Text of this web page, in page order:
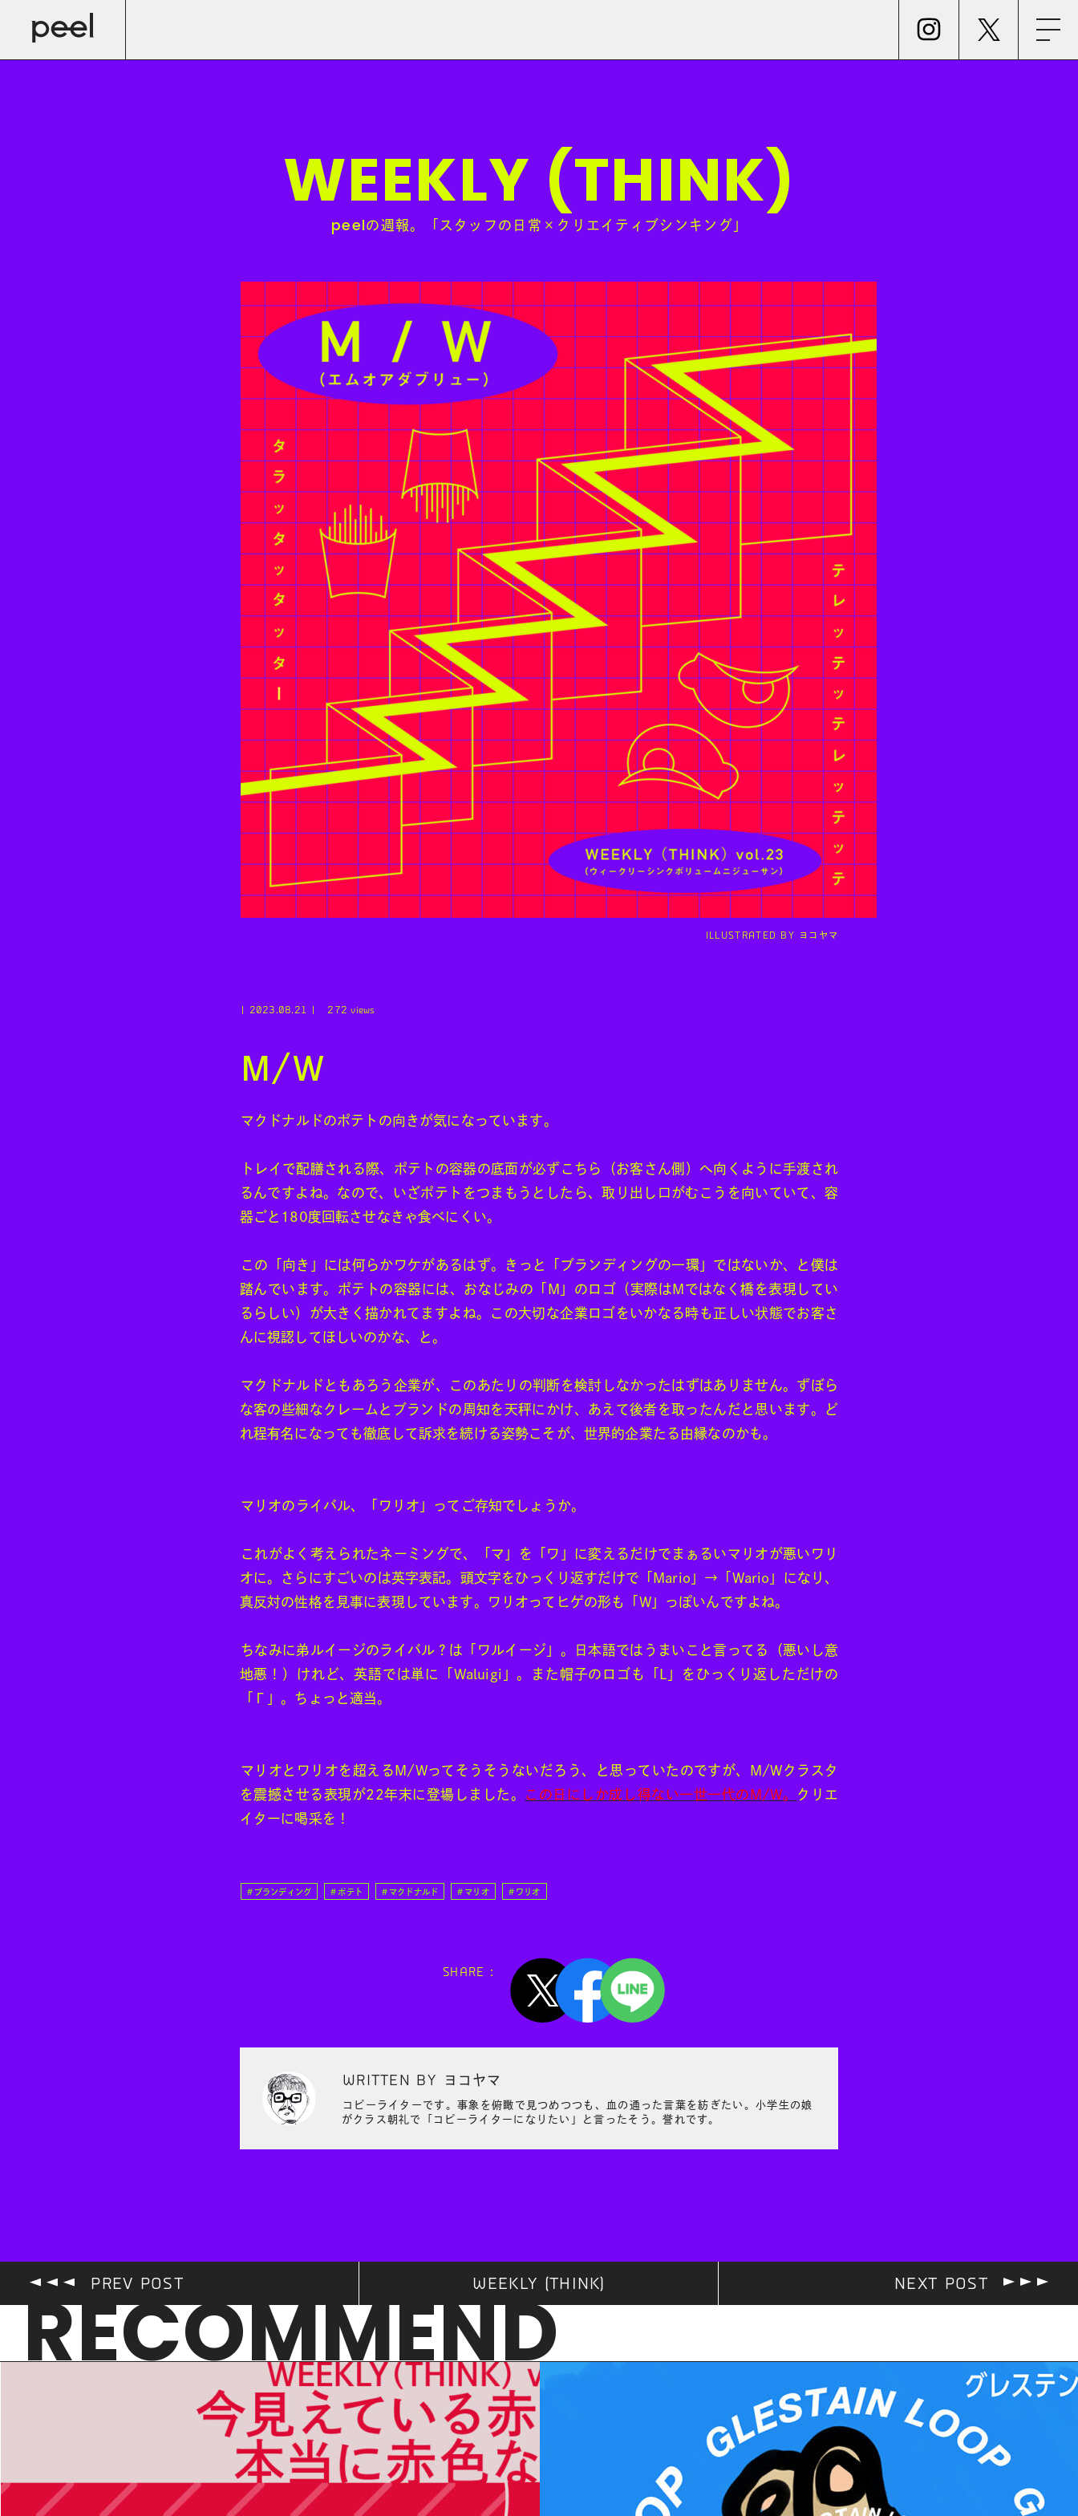
WEEKLY (THINK)
peel の週報。 スタッフの日常×クリエイティブシンキング 」
ILLUSTRATED BY ヨコヤマ
2023.08.21 272 views
M/W
マクドナルドのポテトの向きが気になっています。
トレイで配膳される際、ポテトの容器の底面が必ずこちら（お客さん側）へ向くように手渡され
るんですよね。なので、いざポテトをつまもうとしたら、取り出し口がむこうを向いていて、容
器ごと180度回転させなきゃ食べにくい。
この「向き」には何らかワケがあるはず。きっと「ブランディングの一環」ではないか、と僕は
踏んでいます。ポテトの容器には、おなじみの「M」のロゴ（実際はMではなく橋を表現してい
るらしい）が大きく描かれてますよね。この大切な企業ロゴをいかなる時も正しい状態でお客さ
んに視認してほしいのかな、と。
マクドナルドともあろう企業が、このあたりの判断を検討しなかったはずはありません。ずぼら
な客の些細なクレームとブランドの周知を天秤にかけ、あえて後者を取ったんだと思います。ど
れ程有名になっても徹底して訴求を続ける姿勢こそが、世界的企業たる由縁なのかも。
マリオのライバル、「ワリオ」ってご存知でしょうか。
これがよく考えられたネーミングで、「マ」を「ワ」に変えるだけでまぁるいマリオが悪いワリ
オに。さらにすごいのは英字表記。頭文字をひっくり返すだけで「Mario」→「Wario」になり、
真反対の性格を見事に表現しています。ワリオってヒゲの形も「W」っぽいんですよね。
ちなみに弟ルイージのライバル？は「ワルイージ」。日本語ではうまいこと言ってる（悪いし意
地悪！）けれど、英語では単に「Waluigi」。また帽子のロゴも「L」をひっくり返しただけの
「Γ」。ちょっと適当。
マリオとワリオを超えるM/Wってそうそうないだろう、と思っていたのですが、M/Wクラスタ
を震撼させる表現が22年末に登場しました。 この日にしか成し得ない一世一代のM/W。
クリエ
イターに喝采を！
ブランディング ポテト マクドナルド マリオ ワリオ
SHARE :
WRITTEN BY ヨコヤマ
コピーライターです。事象を俯瞰で見つめつつも、血の通った言葉を紡ぎたい。小学生の娘
がクラス朝礼で「コピーライターになりたい」と言ったそう。誉れです。
PREV POST WEEKLY (THINK) NEXT POST
RECOMMEND